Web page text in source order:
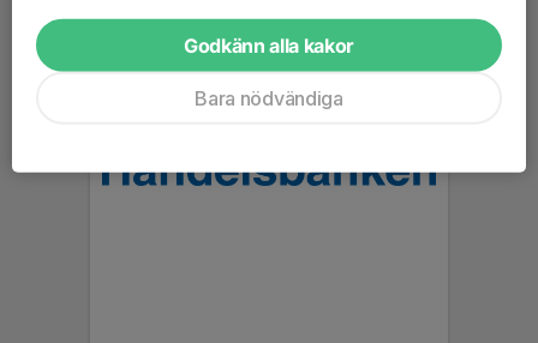
Godkänn alla kakor
Bara nödvändiga